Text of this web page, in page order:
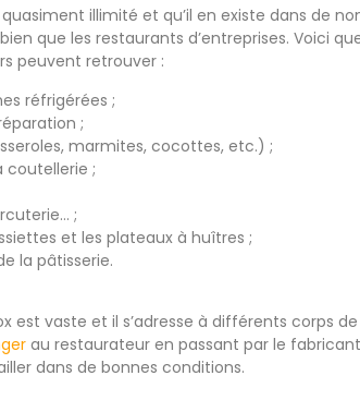
illimité et qu’il en existe dans de
que les restaurants d’entreprises. Voici
peuvent retrouver :
réfrigérées ;
;
marmites, cocottes, etc.) ;
coutellerie ;
;
et les plateaux à huîtres ;
la pâtisserie.
est vaste et il s’adresse à différents corps
au restaurateur en passant par le
dans de bonnes conditions.